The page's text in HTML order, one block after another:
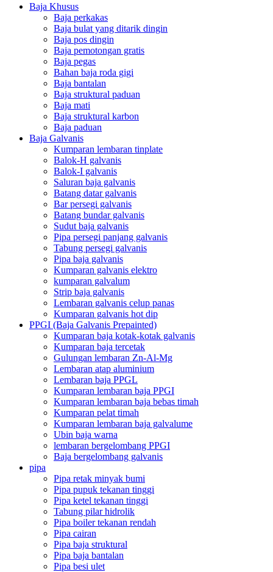
Baja Khusus
Baja perkakas
Baja bulat yang ditarik dingin
Baja pos dingin
Baja pemotongan gratis
Baja pegas
Bahan baja roda gigi
Baja bantalan
Baja struktural paduan
Baja mati
Baja struktural karbon
Baja paduan
Baja Galvanis
Kumparan lembaran tinplate
Balok-H galvanis
Balok-I galvanis
Saluran baja galvanis
Batang datar galvanis
Bar persegi galvanis
Batang bundar galvanis
Sudut baja galvanis
Pipa persegi panjang galvanis
Tabung persegi galvanis
Pipa baja galvanis
Kumparan galvanis elektro
kumparan galvalum
Strip baja galvanis
Lembaran galvanis celup panas
Kumparan galvanis hot dip
PPGI (Baja Galvanis Prepainted)
Kumparan baja kotak-kotak galvanis
Kumparan baja tercetak
Gulungan lembaran Zn-Al-Mg
Lembaran atap aluminium
Lembaran baja PPGL
Kumparan lembaran baja PPGI
Kumparan lembaran baja bebas timah
Kumparan pelat timah
Kumparan lembaran baja galvalume
Ubin baja warna
lembaran bergelombang PPGI
Baja bergelombang galvanis
pipa
Pipa retak minyak bumi
Pipa pupuk tekanan tinggi
Pipa ketel tekanan tinggi
Tabung pilar hidrolik
Pipa boiler tekanan rendah
Pipa cairan
Pipa baja struktural
Pipa baja bantalan
Pipa besi ulet